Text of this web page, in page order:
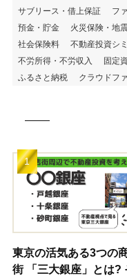
サブリース・借上保証
フ
預金・貯金
火災保険・地
社会保険料
不動産投資シ
不労所得・不労収入
固定
ふるさと納税
クラウドフ
東京の活気ある3つの
街 「三大銀座」とは?